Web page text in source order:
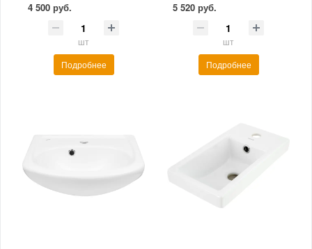
4 500 руб.
шт
Подробнее
5 520 руб.
шт
Подробнее